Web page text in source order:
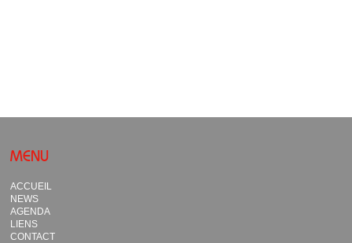
MENU
ACCUEIL
NEWS
AGENDA
LIENS
CONTACT